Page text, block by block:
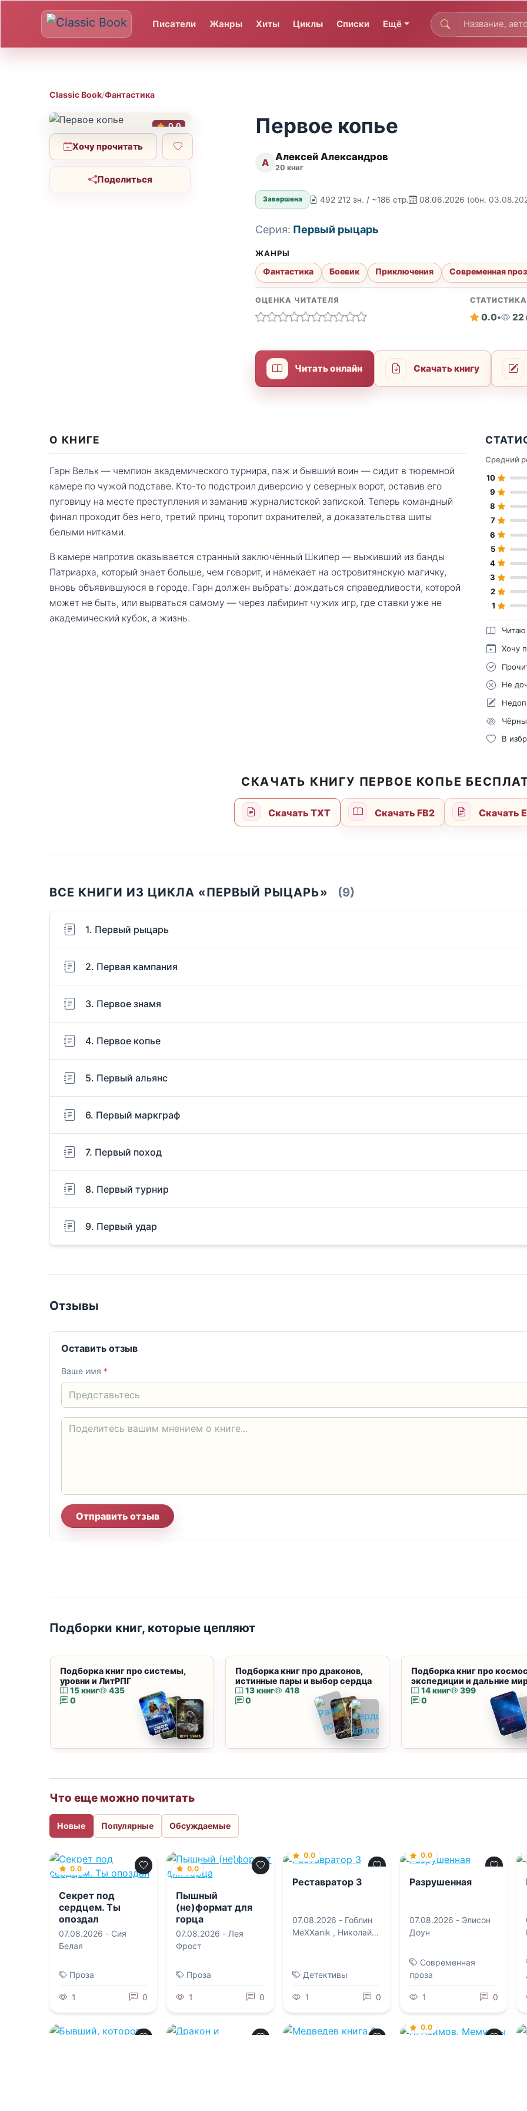
Писатели Жанры Хиты Циклы Списки Ещё
Classic Book/Фантастика
0.0
Хочу прочитать
Поделиться
Первое копье
А Алексей Александров
20 книг
Завершена 492 212 зн. / ~186 стр. 08.06.2026 (обн.
Серия: Первый рыцарь
ЖАНРЫ
Фантастика Боевик Приключения Современная
ОЦЕНКА ЧИТАТЕЛЯ СТАТИСТИКА
0.0• 22
Читать онлайн Скачать книгу
О КНИГЕ
Гарн Вельк — чемпион академического турнира, паж и бывший воин — сидит в тюремной
камере по чужой подставе. Кто-то подстроил диверсию у северных ворот, оставив его
пуговицу на месте преступления и заманив журналистской запиской. Теперь командный
финал проходит без него, третий принц торопит охранителей, а доказательства шиты
белыми нитками.
В камере напротив оказывается странный заключённый Шкипер — выживший из банды
Патриарха, который знает больше, чем говорит, и намекает на островитянскую магичку,
вновь объявившуюся в городе. Гарн должен выбрать: дождаться справедливости, которой
может не быть, или вырваться самому — через лабиринт чужих игр, где ставки уже не
академический кубок, а жизнь.
Средний
10
9
8
7
6
5
4
3
2
1
Читаю
Хочу
Не
В
СКАЧАТЬ КНИГУ ПЕРВОЕ КОПЬЕ
Скачать TXT Скачать FB2 Скачать
ВСЕ КНИГИ ИЗ ЦИКЛА «ПЕРВЫЙ РЫЦАРЬ» (9)
1. Первый рыцарь
2. Первая кампания
3. Первое знамя
4. Первое копье
5. Первый альянс
6. Первый маркграф
7. Первый поход
8. Первый турнир
9. Первый удар
Отзывы
Оставить отзыв
Ваше имя *
Отправить отзыв
Подборки книг, которые цепляют
Подборка книг про системы,
уровни и ЛитРПГ
15 книг
435
0
Подборка книг про драконов,
истинные пары и выбор сердца
13 книг
418
0
Подборка книг про
экспедиции и дальние
14 книг
399
0
Что еще можно почитать
Новые Популярные Обсуждаемые
0.0
Секрет под
сердцем. Ты
опоздал
07.08.2026 - Сия
Белая
Проза
1 0
0.0
Пышный
(не)формат для
горца
07.08.2026 - Лея
Фрост
Проза
1 0
0.0
Реставратор 3
07.08.2026 - Гоблин
MeXXanik , Николай
Детективы
1 0
0.0
Разрушенная
07.08.2026 - Элисон
Доун
Современная
проза
1 0
0.0